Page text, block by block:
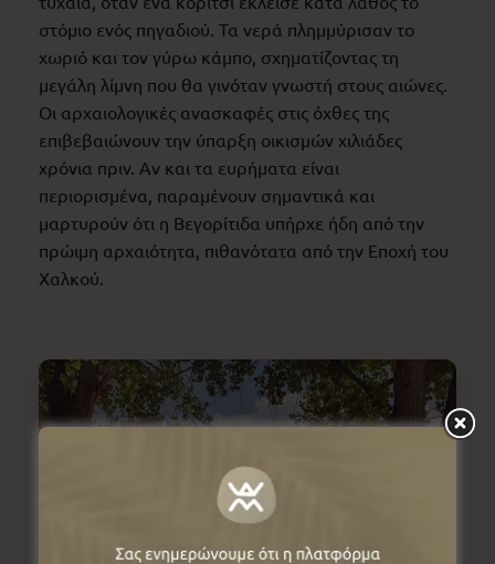
στόμιο ενός πηγαδιού. Τα νερά πλημμύρισαν το
χωριό και τον γύρω κάμπο, σχηματίζοντας τη
μεγάλη λίμνη που θα γινόταν γνωστή στους αιώνες.
Οι αρχαιολογικές ανασκαφές στις όχθες της
επιβεβαιώνουν την ύπαρξη οικισμών χιλιάδες
χρόνια πριν. Αν και τα ευρήματα είναι
περιορισμένα, παραμένουν σημαντικά και
μαρτυρούν ότι η Βεγορίτιδα υπήρχε ήδη από την
πρώιμη αρχαιότητα, πιθανότατα από την Εποχή του
Χαλκού.